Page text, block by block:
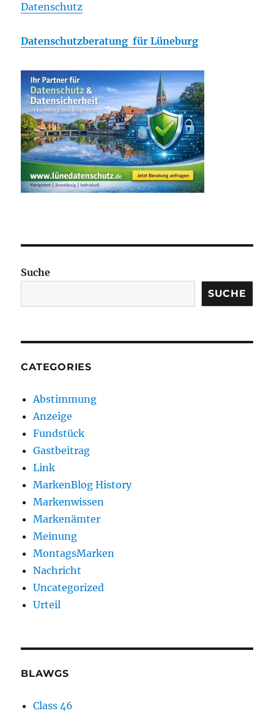
Datenschutz
Datenschutzberatung für Lüneburg
Suche
SUCHE
CATEGORIES
Abstimmung
Anzeige
Fundstück
Gastbeitrag
Link
MarkenBlog History
Markenwissen
Markenämter
Meinung
MontagsMarken
Nachricht
Uncategorized
Urteil
BLAWGS
Class 46